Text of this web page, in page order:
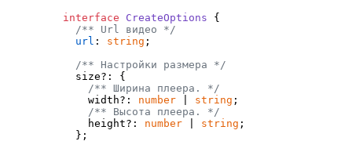
interface CreateOptions {
/** Url видео */
url : string ;
/** Настройки размера */
  size?: {
/** Ширина плеера. */
    width?:
number string ;
/** Высота плеера. */
    height?:
number string ;
  };